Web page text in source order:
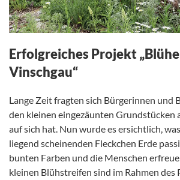
Erfolgreiches Projekt
Vinschgau“
Lange Zeit fragten sich Bürgerinnen und
den kleinen eingezäunten Grundstücken
auf sich hat. Nun wurde es ersichtlich,
liegend scheinenden Fleckchen Erde
bunten Farben und die Menschen
kleinen Blühstreifen sind im Rahmen des